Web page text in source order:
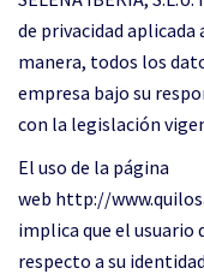
de privacidad aplicada
manera, todos los
empresa bajo su
con la legislación
El uso de la página
web http://
implica que el
respecto a su